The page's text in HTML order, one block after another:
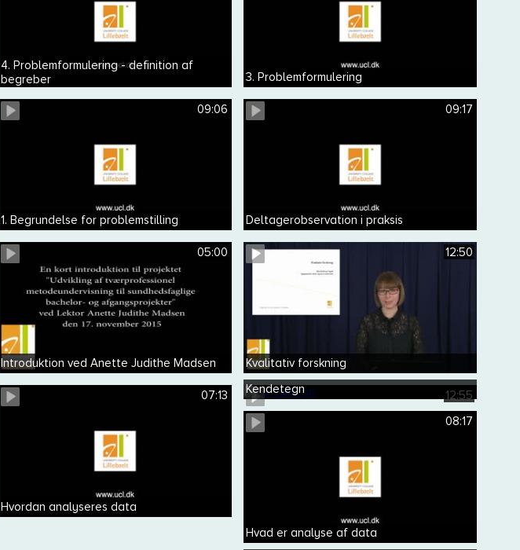
4. Problemformulering - definition af
begreber
3. Problemformulering
09:06
1. Begrundelse for problemstilling
09:17
Deltagerobservation i praksis
05:00
Introduktion ved Anette Judithe Madsen
12:50
Kvalitativ forskning
07:13
Hvordan analyseres data
12:55
Kendetegn
08:17
Hvad er analyse af data